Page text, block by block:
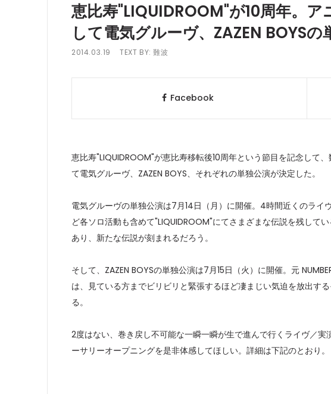
恵比寿"LIQUIDROOM"が10周年。
して電気グルーヴ、ZAZEN BOYSの
2014.03.19 TEXT BY:難波
Facebook
恵比寿"LIQUIDROOM"が恵比寿移転後10周年という節目を記念して
て電気グルーヴ、ZAZEN BOYS、それぞれの単独公演が決定した。
電気グルーヴの単独公演は7月14日（月）に開催。4時間近くのラ
ど各ソロ活動も含めて"LIQUIDROOM"にてさまざまな伝説を残して
あり、新たな伝説が刻まれるだろう。
そして、ZAZEN BOYSの単独公演は7月15日（火）に開催。元
は、見ている方までビリビリと緊張するほど凄まじい気迫を放出す
る。
2度はない、巻き戻し不可能な一瞬一瞬が生で進んで行くライヴ／
ーサリーオープニングを是非体感してほしい。詳細は下記のとおり。